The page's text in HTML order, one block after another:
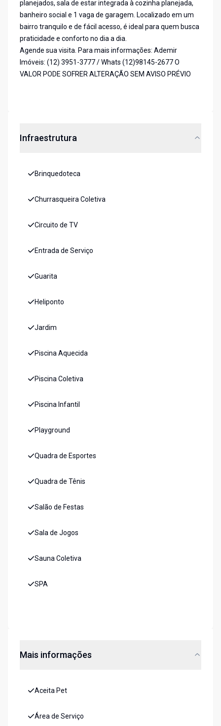
planejados, sala de estar integrada à cozinha planejada,
banheiro social e 1 vaga de garagem. Localizado em um
bairro tranquilo e de fácil acesso, é ideal para quem busca
praticidade e conforto no dia a dia.
Agende sua visita. Para mais informações: Ademir
Imóveis: (12) 3951-3777 / Whats (12)98145-2677 O
VALOR PODE SOFRER ALTERAÇÃO SEM AVISO PRÉVIO
Infraestrutura
Brinquedoteca
Churrasqueira Coletiva
Circuito de TV
Entrada de Serviço
Guarita
Heliponto
Jardim
Piscina Aquecida
Piscina Coletiva
Piscina Infantil
Playground
Quadra de Esportes
Quadra de Tênis
Salão de Festas
Sala de Jogos
Sauna Coletiva
SPA
Mais informações
Aceita Pet
Área de Serviço